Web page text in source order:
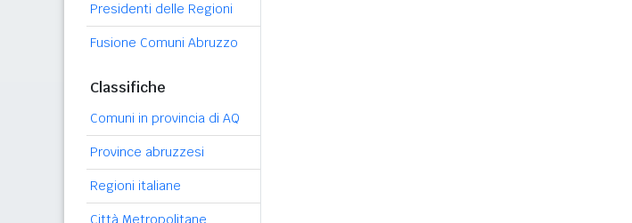
Presidenti delle Regioni
Fusione Comuni Abruzzo
Classifiche
Comuni in provincia di AQ
Province abruzzesi
Regioni italiane
Città Metropolitane